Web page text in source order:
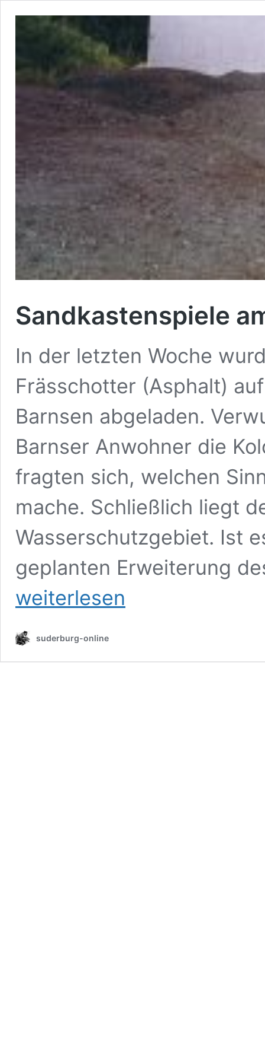
Sandkastenspiele
In der letzten Woche
Frässchotter (Asphalt)
Barnsen abgeladen.
Barnser Anwohner die
fragten sich, welchen
mache. Schließlich liegt
Wasserschutzgebiet. Ist
geplanten Erweiterung
weiterlesen
suderburg-online